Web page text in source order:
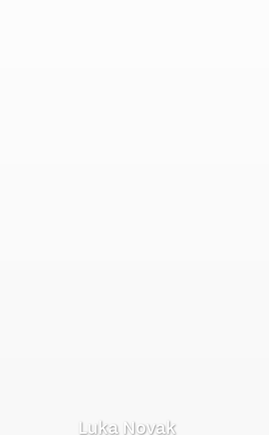
Luka Novak